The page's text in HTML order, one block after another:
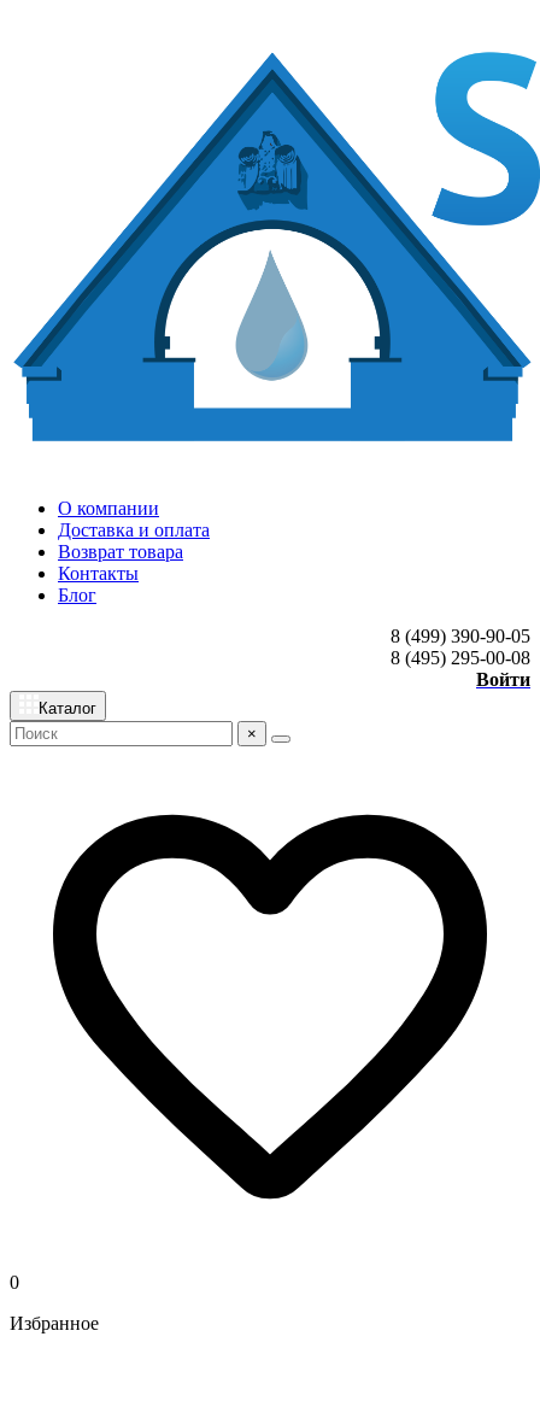
О компании
Доставка и оплата
Возврат товара
Контакты
Блог
8 (499) 390-90-05
8 (495) 295-00-08
Войти
Каталог
×
0
Избранное